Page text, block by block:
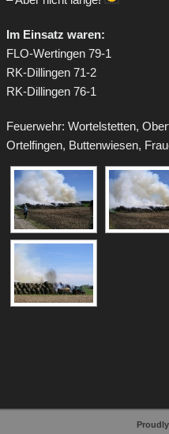
Im Einsatz waren:
FLO-Wertingen 79-1
RK-Dillingen 71-2
RK-Dillingen 76-1
Feuerwehr: Wortelstetten,
Ortelfingen, Buttenwiesen,